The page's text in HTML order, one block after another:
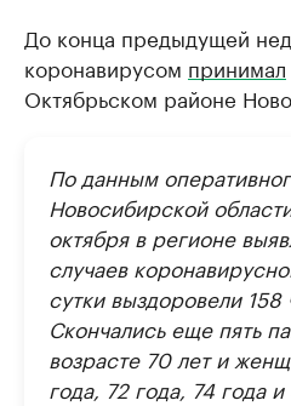
До конца предыдущей
коронавирусом принимал
Октябрьском районе
По данным
Новосибирской
октября в регионе
случаев
сутки выздоровели 158
Скончались еще пять
возрасте 70 лет и
года, 72 года, 74 года